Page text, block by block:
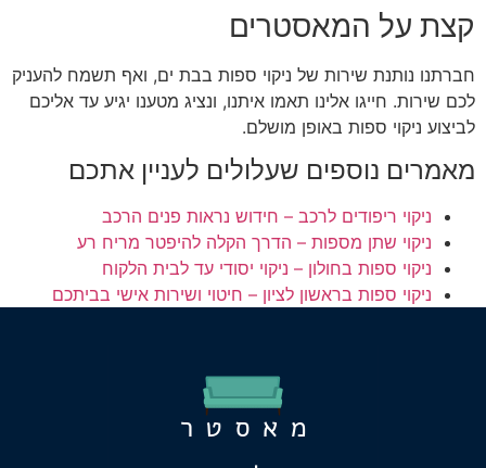
קצת על המאסטרים
חברתנו נותנת שירות של ניקוי ספות בבת ים, ואף תשמח להעניק
לכם שירות. חייגו אלינו תאמו איתנו, ונציג מטענו יגיע עד אליכם
לביצוע ניקוי ספות באופן מושלם.
מאמרים נוספים שעלולים לעניין אתכם
ניקוי ריפודים לרכב – חידוש נראות פנים הרכב
ניקוי שתן מספות – הדרך הקלה להיפטר מריח רע
ניקוי ספות בחולון – ניקוי יסודי עד לבית הלקוח
ניקוי ספות בראשון לציון – חיטוי ושירות אישי בביתכם